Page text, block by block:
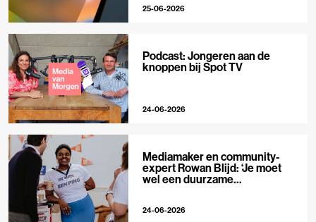
25-06-2026
Podcast: Jongeren aan de
knoppen bij Spot TV
24-06-2026
Mediamaker en community-
expert Rowan Blijd: ‘Je moet
wel een duurzame
24-06-2026